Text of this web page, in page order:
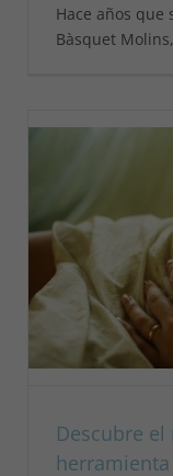
Hace años que
Bàsquet
Descubre